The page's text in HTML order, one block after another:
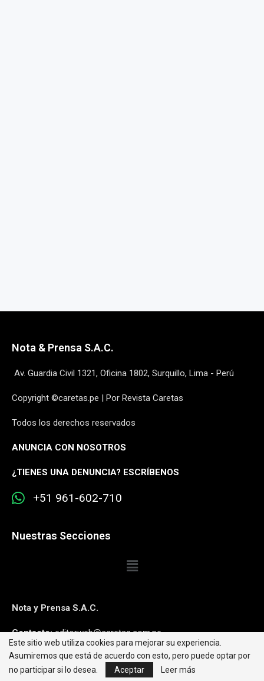
Nota & Prensa S.A.C.
Av. Guardia Civil 1321, Oficina 1802, Surquillo, Lima - Perú
Copyright ©caretas.pe | Por Revista Caretas
Todos los derechos reservados
ANUNCIA CON NOSOTROS
¿TIENES UNA DENUNCIA? ESCRÍBENOS
+51 961-602-710
Nuestras Secciones
Nota y Prensa S.A.C.
Contacto:editorweb@caretas.com.pe
Síguenos:
Este sitio web utiliza cookies para mejorar su experiencia.
Asumiremos que está de acuerdo con esto, pero puede optar por
no participar si lo desea.
Aceptar Leer más